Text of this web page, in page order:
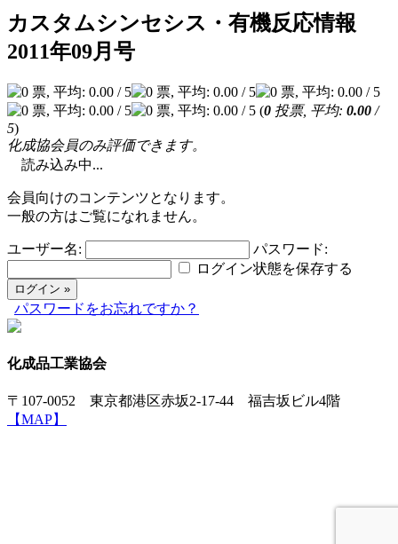
カスタムシンセシス・有機反応情報
2011年09月号
(0 投票, 平均: 0.00 /
5)
化成協会員のみ評価できます。
読み込み中...
会員向けのコンテンツとなります。
一般の方はご覧になれません。
ユーザー名:
パスワード:
ログイン状態を保存する
パスワードをお忘れですか？
化成品工業協会
〒107-0052 東京都港区赤坂2-17-44 福吉坂ビル4階
【MAP】